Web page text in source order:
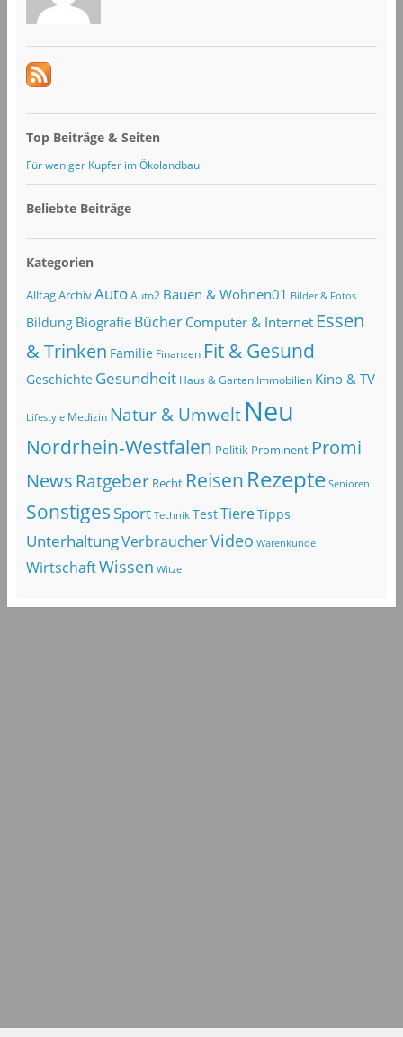
Top Beiträge & Seiten
Für weniger Kupfer im Ökolandbau
Beliebte Beiträge
Kategorien
AlltagArchivAuto Auto2 Bauen & Wohnen01 Bilder & Fotos
Bildung Biografie Bücher Computer & Internet Essen
& Trinken Familie Finanzen Fit & Gesund
Geschichte Gesundheit Haus & Garten Immobilien Kino & TV
Lifestyle Medizin Natur & Umwelt Neu
Nordrhein-Westfalen Politik Prominent Promi
NewsRatgeber Recht Reisen Rezepte Senioren
SonstigesSport Technik TestTiereTipps
UnterhaltungVerbraucherVideo Warenkunde
WirtschaftWissen Witze